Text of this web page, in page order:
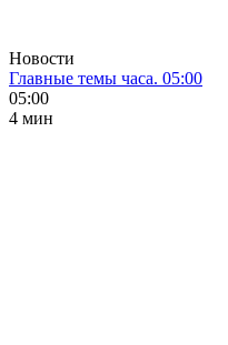
Новости
Главные темы часа. 05:00
05:00
4 мин